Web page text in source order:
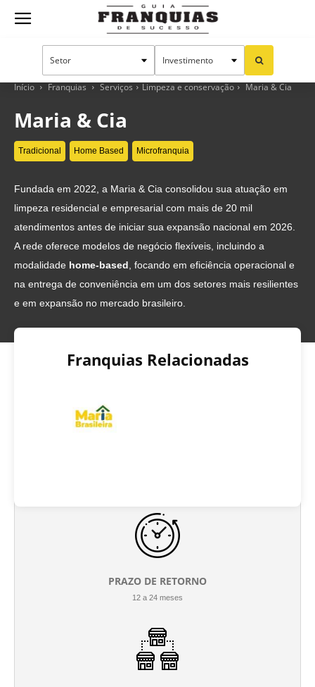
Guia
Franquias
Sucesso
Início Franquias Serviços Limpeza e conservação Maria & Cia
Maria & Cia
Tradicional Home Based Microfranquia
Fundada em 2022, a Maria & Cia consolidou sua atuação em
limpeza residencial e empresarial com mais de 20 mil
atendimentos antes de iniciar sua expansão nacional em 2026.
A rede oferece modelos de negócio flexíveis, incluindo a
modalidade home-based , focando em eficiência operacional e
na entrega de conveniência em um dos setores mais resilientes
e em expansão no mercado brasileiro.
Franquias Relacionadas
PRAZO DE RETORNO
12 a 24 meses